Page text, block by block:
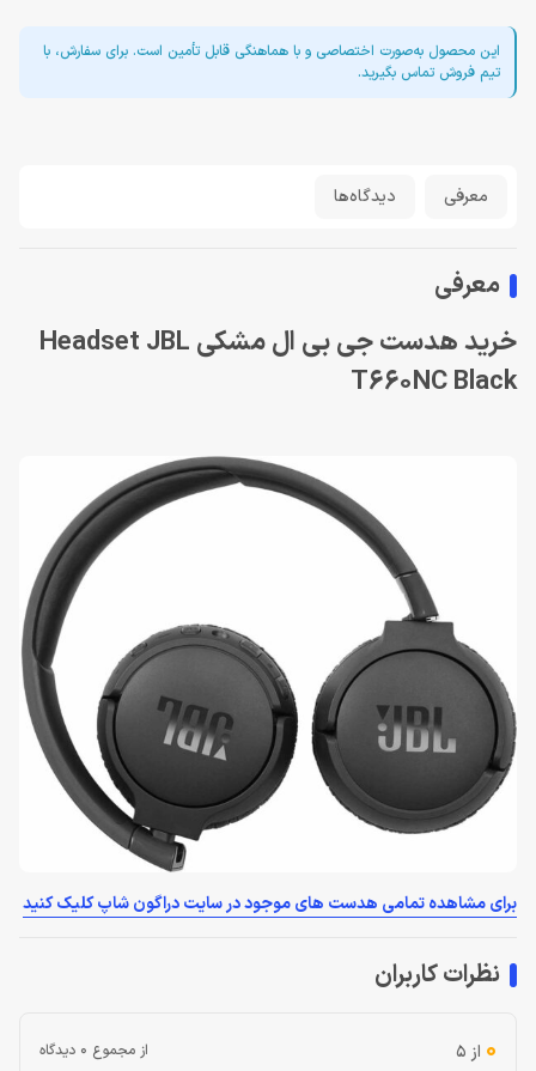
این محصول به‌صورت اختصاصی و با هماهنگی قابل تأمین است. برای سفارش، با
تیم فروش تماس بگیرید.
معرفی دیدگاه‌ها
معرفی
خرید هدست جی بی ال مشکی Headset JBL
T660NC Black
برای مشاهده تمامی هدست های موجود در سایت دراگون شاپ کلیک کنید
نظرات کاربران
0 از 5 از مجموع 0 دیدگاه